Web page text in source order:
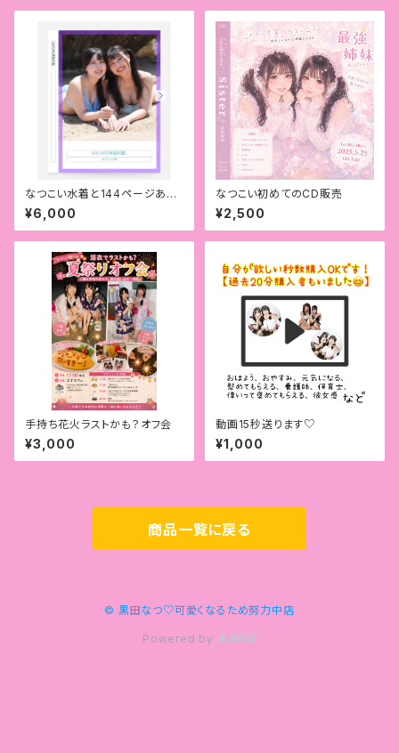
なつこい水着と144ページある
ドキドキ写真集
¥6,000
なつこい初めてのCD販売
¥2,500
手持ち花火ラストかも？オフ会
¥3,000
動画15秒送ります♡
¥1,000
商品一覧に戻る
© 黒田なつ♡可愛くなるため努力中店
Powered by